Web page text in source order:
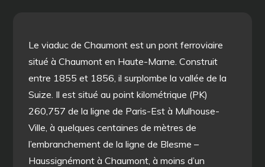
Le viaduc de Chaumont est un pont ferroviaire
situé à Chaumont en Haute-Marne. Construit
entre 1855 et 1856, il surplombe la vallée de la
Suize. Il est situé au point kilométrique (PK)
260,757 de la ligne de Paris-Est à Mulhouse-
Ville, à quelques centaines de mètres de
l’embranchement de la ligne de Blesme –
Haussignémont à Chaumont, à moins d’un